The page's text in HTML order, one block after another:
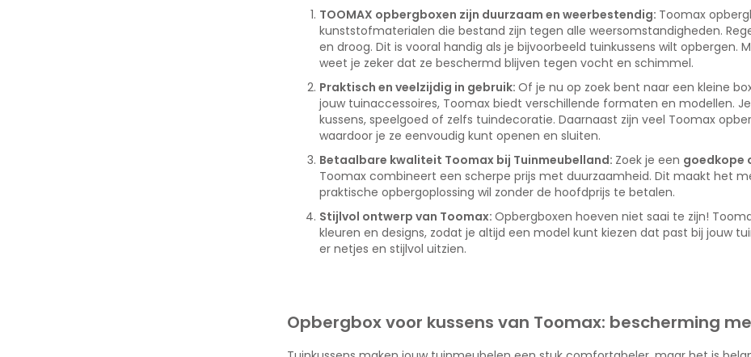
TOOMAX opbergboxen zijn duurzaam en weerbestendig: Toomax
kunststofmaterialen die bestand zijn tegen alle weersomstandigheden.
en droog. Dit is vooral handig als je bijvoorbeeld tuinkussens wilt opbergen.
weet je zeker dat ze beschermd blijven tegen vocht en schimmel.
Praktisch en veelzijdig in gebruik:Of je nu op zoek bent naar een kleine
jouw tuinaccessoires, Toomax biedt verschillende formaten en modellen.
kussens, speelgoed of zelfs tuindecoratie. Daarnaast zijn veel Toomax
waardoor je ze eenvoudig kunt openen en sluiten.
Betaalbare kwaliteit Toomax bij Tuinmeubelland: Zoek je een goedkope
Toomax combineert een scherpe prijs met duurzaamheid. Dit maakt het
praktische opbergoplossing wil zonder de hoofdprijs te betalen.
Stijlvol ontwerp van Toomax:Opbergboxen hoeven niet saai te zijn!
kleuren en designs, zodat je altijd een model kunt kiezen dat past bij jouw
er netjes en stijlvol uitzien.
Opbergbox voor kussens van Toomax: bescherming